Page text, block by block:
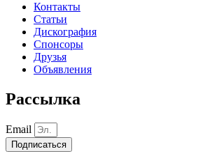
Контакты
Статьи
Дискография
Спонсоры
Друзья
Объявления
Рассылка
Email
Подписаться